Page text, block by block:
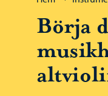
Börja